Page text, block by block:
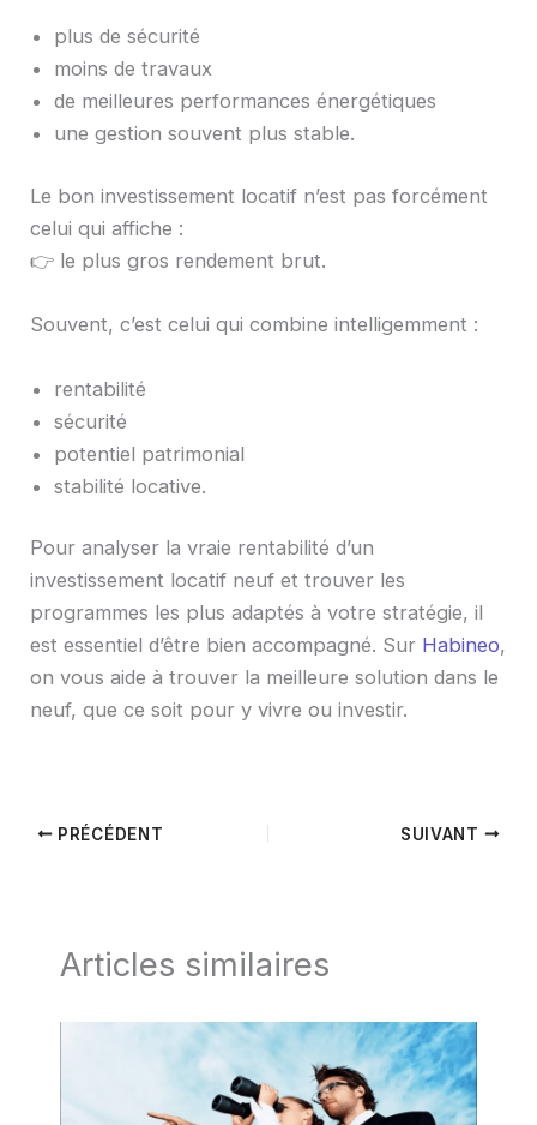
plus de sécurité
moins de travaux
de meilleures performances énergétiques
une gestion souvent plus stable.
Le bon investissement locatif n’est pas forcément
celui qui affiche :
👉 le plus gros rendement brut.
Souvent, c’est celui qui combine intelligemment :
rentabilité
sécurité
potentiel patrimonial
stabilité locative.
Pour analyser la vraie rentabilité d’un
investissement locatif neuf et trouver les
programmes les plus adaptés à votre stratégie, il
est essentiel d’être bien accompagné. Sur Habineo,
on vous aide à trouver la meilleure solution dans le
neuf, que ce soit pour y vivre ou investir.
PRÉCÉDENT SUIVANT
Articles similaires